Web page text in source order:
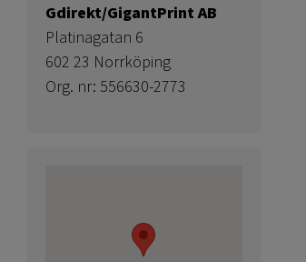
Gdirekt/GigantPrint AB
Platinagatan 6
602 23 Norrköping
Org. nr: 556630-2773